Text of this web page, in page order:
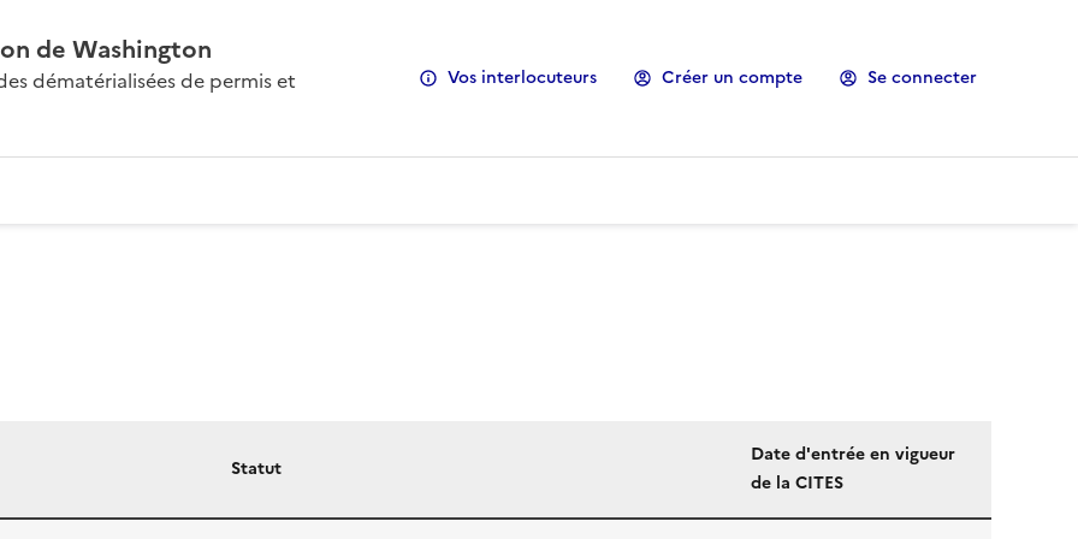
de Washington
dématérialisées de permis et Vos interlocuteurs Créer un compte Se connecter
Statut
Date d'entrée en vigueur
de la CITES